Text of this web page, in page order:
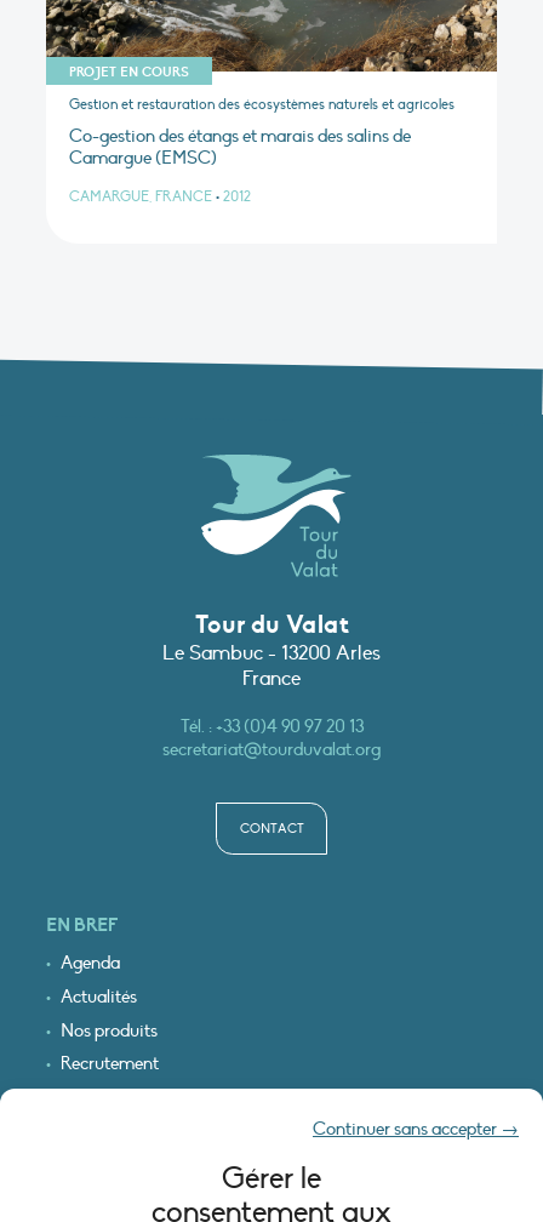
Gérer le
consentement aux
Continuer sans accepter →
PROJET EN COURS
Gestion et restauration des écosystèmes naturels et agricoles
Co-gestion des étangs et marais des salins de
Camargue (EMSC)
CAMARGUE, FRANCE • 2012
Tour du Valat
Le Sambuc - 13200 Arles
France
Tél. : +33 (0)4 90 97 20 13
secretariat@tourduvalat.org
CONTACT
EN BREF
Agenda
Actualités
Nos produits
Recrutement
INFORMATIONS LÉGALES